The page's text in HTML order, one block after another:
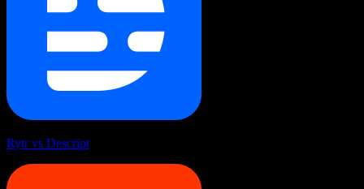
Rytr vs Descript